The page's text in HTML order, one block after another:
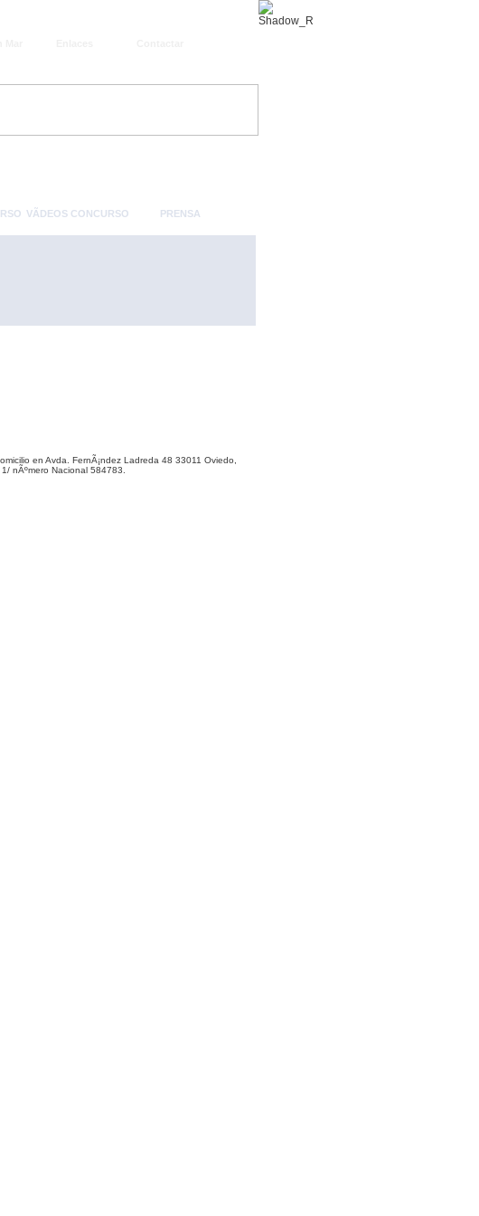
VÃ­DEOS CONCURSO PRENSA
en Avda. FernÃ¡ndez Ladreda 48 33011 Oviedo,
nÃºmero Nacional 584783.